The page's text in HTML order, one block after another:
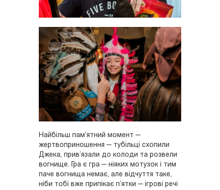
Найбільш пам’ятний момент —
жертвоприношення — тубільці схопили
Джека, прив’язали до колоди та розвели
вогнище. Гра є гра — ніяких мотузок і тим
паче вогнища немає, але відчуття таке,
ніби тобі вже припікає п’ятки — ігрові речі